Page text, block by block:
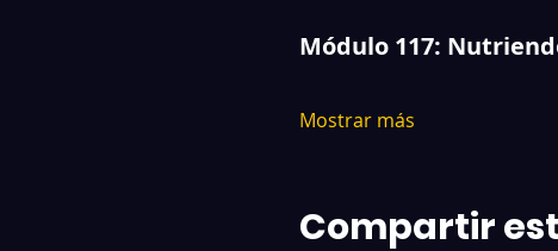
Módulo 117:
Mostrar más
Compartir